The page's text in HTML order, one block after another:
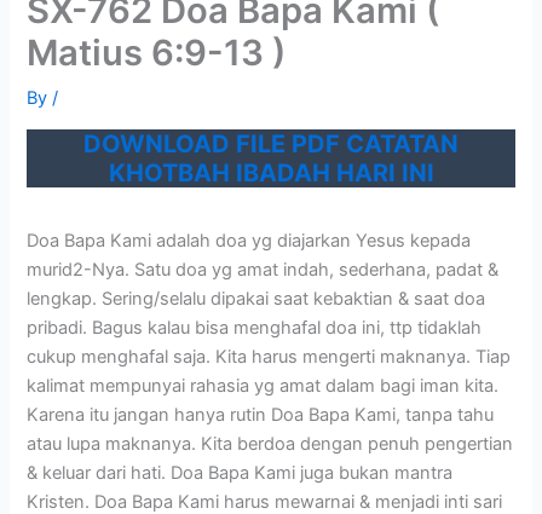
SX-762 Doa Bapa Kami (
Matius 6:9-13 )
By/
DOWNLOAD FILE PDF CATATAN
KHOTBAH IBADAH HARI INI
Doa Bapa Kami adalah doa yg diajarkan Yesus kepada
murid2-Nya. Satu doa yg amat indah, sederhana, padat &
lengkap. Sering/selalu dipakai saat kebaktian & saat doa
pribadi. Bagus kalau bisa menghafal doa ini, ttp tidaklah
cukup menghafal saja. Kita harus mengerti maknanya. Tiap
kalimat mempunyai rahasia yg amat dalam bagi iman kita.
Karena itu jangan hanya rutin Doa Bapa Kami, tanpa tahu
atau lupa maknanya. Kita berdoa dengan penuh pengertian
& keluar dari hati. Doa Bapa Kami juga bukan mantra
Kristen. Doa Bapa Kami harus mewarnai & menjadi inti sari